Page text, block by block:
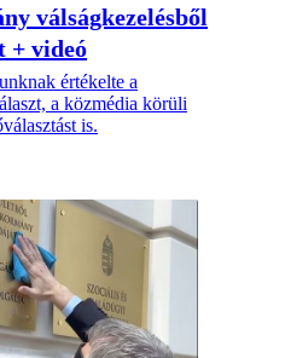
válságkezelésből
+ videó
értékelte a
a közmédia körüli
is.